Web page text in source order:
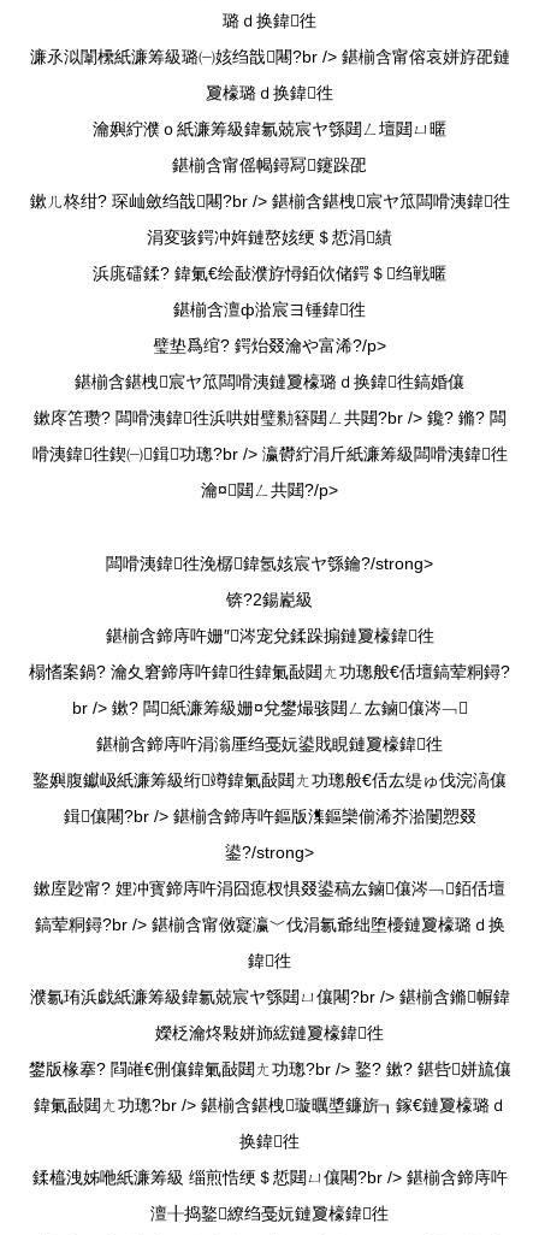
璐ｄ换鍏徃
濂氶泤闈欙紙濂筹級璐㈠姟绉戠闀?br /> 鍖椾含甯傛哀姘斿巶鏈
夐檺璐ｄ换鍏徃
瀹嬩紵濮ｏ紙濂筹級鍏氱兢宸ヤ綔閮ㄥ壇閮ㄩ暱
鍖椾含甯傜幆鐞冩鑳跺巶
鏉ㄦ柊绀? 琛屾斂绉戠闀?br /> 鍖椾含鍖栧宸ヤ笟闆嗗洟鍏徃
涓変骇鍔冲姩鏈嶅姟绠＄悊涓績
浜庣礌鍒? 鍏氭€绘敮濮斿憳銆佽储鍔＄绉戦暱
鍖椾含澶ф湁宸ヨ锤鍏徃
璧垫爲绾? 鍔炲叕瀹や富浠?/p>
鍖椾含鍖栧宸ヤ笟闆嗗洟鏈夐檺璐ｄ换鍏徃鎬婚儴
鏉庝笘瓒? 闆嗗洟鍏徃浜哄姏璧勬簮閮ㄥ共閮?br /> 鑱? 鏅? 闆
嗗洟鍏徃鍥㈠鍓功璁?br /> 瀛欎紵涓斤紙濂筹級闆嗗洟鍏徃
瀹¤閮ㄥ共閮?/p>
闆嗗洟鍏徃浼樼鍏氬姟宸ヤ綔鑰?/strong>
锛?2鍚嶏級
鍖椾含鍗庤吘姗″涔宠兌鍒跺搧鏈夐檺鍏徃
榻愭案鍋? 瀹夊窘鍗庤吘鍏徃鍏氭敮閮ㄤ功璁般€佸壇鎬荤粡鐞?
br /> 鏉? 闆紙濂筹級姗¤兌鐢熶骇閮ㄥ厷鏀儴涔﹁
鍖椾含鍗庤吘涓滃厜绉戞妧鍙戝睍鏈夐檺鍏徃
鐜嬩腹钀岋紙濂筹級绗竴鍏氭敮閮ㄤ功璁般€佸厷缇ゅ伐浣滈儴
鍓儴闀?br /> 鍖椾含鍗庤吘鏂版潗鏂欒偂浠芥湁闄愬叕
鍙?/strong>
鏉庢尟甯? 娌冲寳鍗庤吘涓囧瘜杈惧叕鍙稿厷鏀儴涔﹁銆佸壇
鎬荤粡鐞?br /> 鍖椾含甯傚寲瀛﹀伐涓氱爺绌堕櫌鏈夐檺璐ｄ换
鍏徃
濮氱珛浜戯紙濂筹級鍏氱兢宸ヤ綔閮ㄩ儴闀?br /> 鍖椾含鏅幈鍏
嬫柉瀹炵敤姘斾綋鏈夐檺鍏徃
鐢版椽搴? 閰嶉€侀儴鍏氭敮閮ㄤ功璁?br /> 鐜? 鏉? 鍖呰姘旈儴
鍏氭敮閮ㄤ功璁?br /> 鍖椾含鍖栧璇曞墏鐮旂┒鎵€鏈夐檺璐ｄ
换鍏徃
鍒橀洩姊咃紙濂筹級 缁煎悎绠＄悊閮ㄩ儴闀?br /> 鍖椾含鍗庤吘
澶╂捣鐜繚绉戞妧鏈夐檺鍏徃